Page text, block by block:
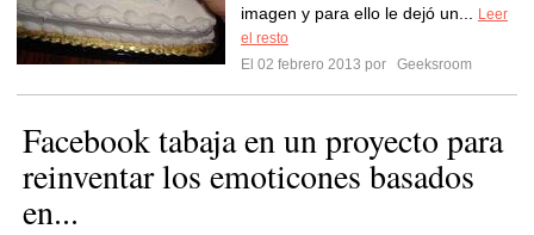
imagen y para ello le dejó un...
Leer
el resto
El 02 febrero 2013 por
Geeksroom
Facebook tabaja en un proyecto para
reinventar los emoticones basados
en...